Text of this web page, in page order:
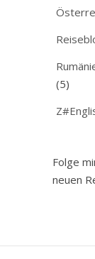
(5)
Folge
neuen